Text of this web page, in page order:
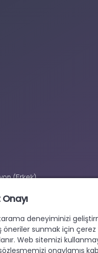
(Erkek)
(Kadın)
deneyiminizi
öneriler sunmak için
Web sitemizi
onaylamış